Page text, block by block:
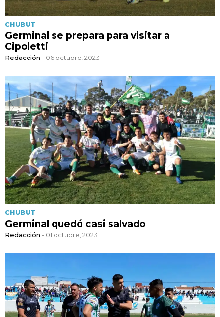
CHUBUT
Germinal se prepara para visitar a
Cipoletti
Redacción - 06 octubre, 2023
CHUBUT
Germinal quedó casi salvado
Redacción - 01 octubre, 2023